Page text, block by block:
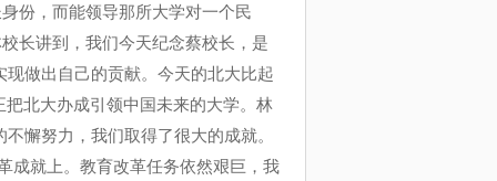
份，而能领导那所大学对一个民
长讲到，我们今天纪念蔡校长，是
现做出自己的贡献。今天的北大比起
北大办成引领中国未来的大学。林
懈努力，我们取得了很大的成就。
成就上。教育改革任务依然艰巨，我